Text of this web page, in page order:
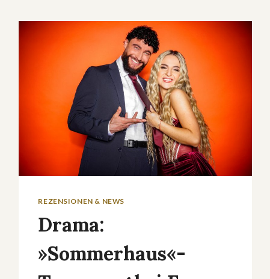
REZENSIONEN & NEWS
Drama:
»Sommerhaus«-